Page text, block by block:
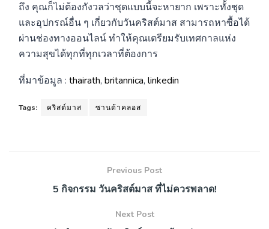
ถึง คุณก็ไม่ต้องกังวลว่าชุดแบบนี้จะหายาก เพราะทั้งชุด
และอุปกรณ์อื่น ๆ เกี่ยวกับวันคริสต์มาส สามารถหาซื้อได้
ผ่านช่องทางออนไลน์ ทำให้คุณเตรียมรับเทศกาลแห่ง
ความสุขได้ทุกที่ทุกเวลาที่ต้องการ
ที่มาข้อมูล : thairath, britannica, linkedin
Tags: คริสต์มาส ซานต้าคลอส
Previous Post
5 กิจกรรม วันคริสต์มาส ที่ไม่ควรพลาด!
Next Post